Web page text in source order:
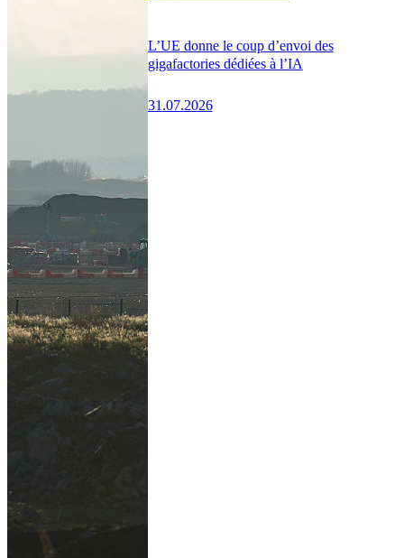
L’UE donne le coup d’envoi des
gigafactories dédiées à l’IA
31.07.2026